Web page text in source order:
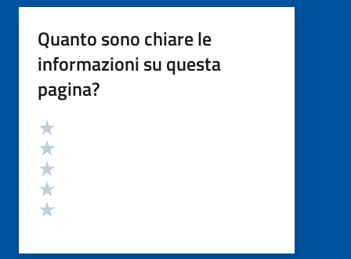
Quanto sono chiare le
informazioni su questa
pagina?
Valutazione